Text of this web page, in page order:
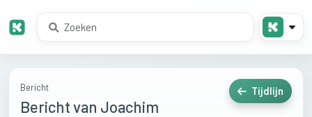
Bericht
Bericht van Joachim
Tijdlijn